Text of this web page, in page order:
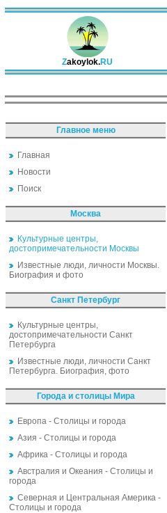
Zakoylok.RU
Главное меню
Главная
Новости
Поиск
Москва
Культурные центры,
достопримечательности Москвы
Известные люди, личности Москвы.
Биография и фото
Санкт Петербург
Культурные центры,
достопримечательности Санкт
Петербурга
Известные люди, личности Санкт
Петербурга. Биография, фото
Города и столицы Мира
Европа - Столицы и города
Азия - Столицы и города
Африка - Столицы и города
Австралия и Океания - Столицы и
города
Северная и Центральная Америка -
Столицы и города